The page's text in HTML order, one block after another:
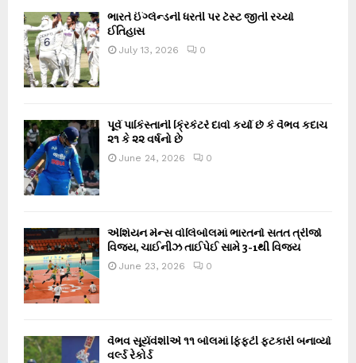
ભારતે ઈંગ્લેન્ડની ધરતી પર ટેસ્ટ જીતી રચ્યો
ઈતિહાસ
July 13, 2026 0
પૂર્વ પાકિસ્તાની ક્રિકેટરે દાવો કર્યો છે કે વૈભવ કદાચ
૨૧ કે ૨૨ વર્ષનો છે
June 24, 2026 0
એશિયન મેન્સ વોલિબોલમાં ભારતનો સતત ત્રીજો
વિજય, ચાઈનીઝ તાઈપેઈ સામે 3-1થી વિજય
June 23, 2026 0
વૈભવ સૂર્યવંશીએ ૧૧ બોલમાં ફિફ્ટી ફટકારી બનાવ્યો
વર્લ્ડ રેકોર્ડ